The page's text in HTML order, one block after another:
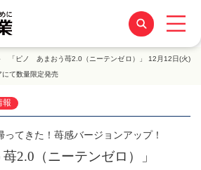
「ピノ あまおう苺2.0（ニーテンゼロ）」 12月12日(火)
にて数量限定発売
報
てきた！苺感バージョンアップ！
2.0（ニーテンゼロ）」